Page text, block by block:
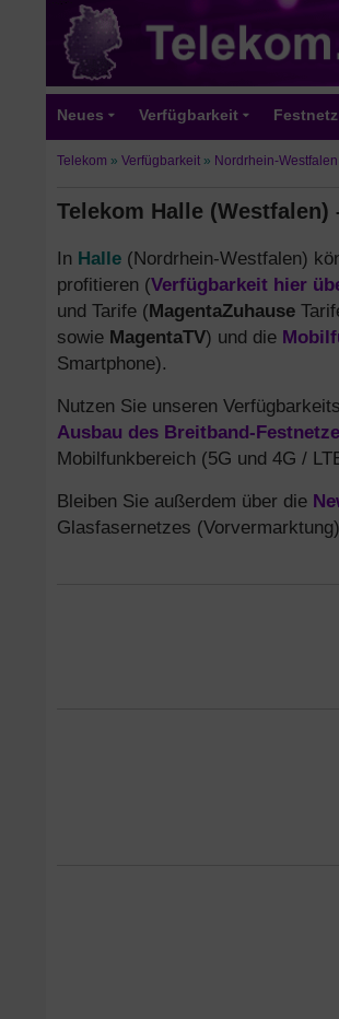
Neues Verfügbarkeit Festnetz
Telekom » Verfügbarkeit » Nordrhein-Westfalen
Telekom Halle (Westfalen)
In Halle (Nordrhein-Westfalen)
profitieren (Verfügbarkeit hier
und Tarife (MagentaZuhause
sowie MagentaTV) und die
Smartphone).
Nutzen Sie unseren
Ausbau des Breitband-
Mobilfunkbereich (5G und 4G /
Bleiben Sie außerdem über die
Glasfasernetzes